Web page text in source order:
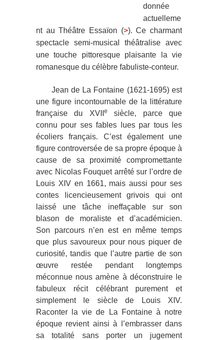
donnée
actuelleme
nt au Théâtre Essaïon (>). Ce charmant
spectacle semi-musical théâtralise avec
une touche pittoresque plaisante la vie
romanesque du célèbre fabuliste-conteur.
Jean de La Fontaine (1621-1695) est
une figure incontournable de la littérature
française du XVII e
siècle, parce que
connu pour ses fables lues par tous les
écoliers français. C’est également une
figure controversée de sa propre époque à
cause de sa proximité compromettante
avec Nicolas Fouquet arrêté sur l’ordre de
Louis XIV en 1661, mais aussi pour ses
contes licencieusement grivois qui ont
laissé une tâche ineffaçable sur son
blason de moraliste et d’académicien.
Son parcours n’en est en même temps
que plus savoureux pour nous piquer de
curiosité, tandis que l’autre partie de son
œuvre restée pendant longtemps
méconnue nous amène à déconstruire le
fabuleux récit célébrant purement et
simplement le siècle de Louis XIV.
Raconter la vie de La Fontaine à notre
époque revient ainsi à l’embrasser dans
sa totalité sans porter un jugement